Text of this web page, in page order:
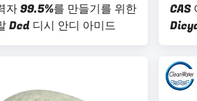
자 99.5%를 만들기를 위한
Dcd 디시 안디 아미드
CAS
음